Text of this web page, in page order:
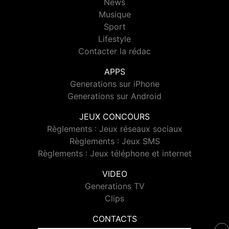
News
Musique
Sport
Lifestyle
Contacter la rédac
APPS
Generations sur iPhone
Generations sur Android
JEUX CONCOURS
Règlements : Jeux réseaux sociaux
Règlements : Jeux SMS
Règlements : Jeux téléphone et internet
VIDEO
Generations TV
Clips
CONTACTS